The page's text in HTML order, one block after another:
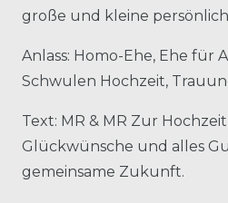
große und kleine
Anlass: Homo-Ehe, Ehe für
Schwulen Hochzeit,
Text: MR & MR Zur
Glückwünsche und alles
gemeinsame Zukunft.